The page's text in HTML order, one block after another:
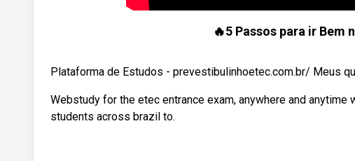
🔥5 Passos para ir Bem
Plataforma de Estudos - prevestibulinhoetec.com.br/ Meus
Webstudy for the etec entrance exam, anywhere and
students across brazil to.